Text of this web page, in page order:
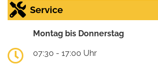
Service
Montag bis Donnerstag
07:30 - 17:00 Uhr